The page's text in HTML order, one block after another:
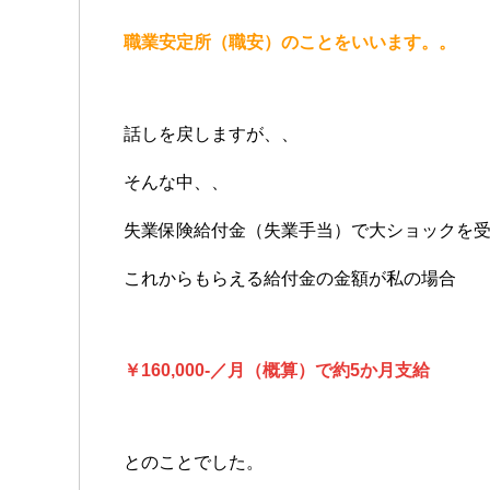
職業安定所（職安）のことをいいます。。
話しを戻しますが、、
そんな中、、
失業保険給付金（失業手当）で大ショックを受
これからもらえる給付金の金額が私の場合
￥160,000-／月（概算）で約5か月支給
とのことでした。